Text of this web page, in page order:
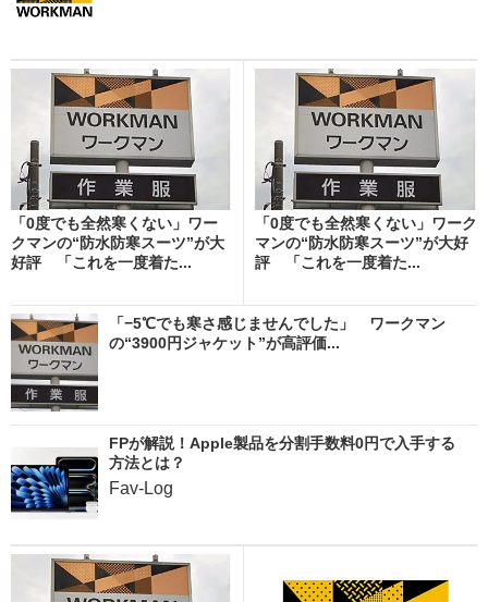
「0度でも全然寒くない」ワー
クマンの“防水防寒スーツ”が大
好評 「これを一度着た...
「0度でも全然寒くない」ワーク
マンの“防水防寒スーツ”が大好
評 「これを一度着た...
「−5℃でも寒さ感じませんでした」 ワークマン
の“3900円ジャケット”が高評価...
FPが解説！Apple製品を分割手数料0円で入手する
方法とは？
Fav-Log